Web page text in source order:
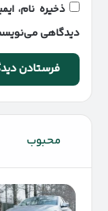
ذخیره نام،
دیدگاهی
محبوب